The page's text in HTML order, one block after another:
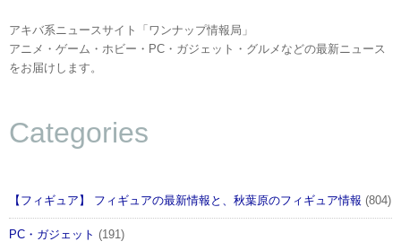
アキバ系ニュースサイト「ワンナップ情報局」
アニメ・ゲーム・ホビー・PC・ガジェット・グルメなどの最新ニュース
をお届けします。
Categories
【フィギュア】 フィギュアの最新情報と、秋葉原のフィギュア情報 (804)
PC・ガジェット (191)